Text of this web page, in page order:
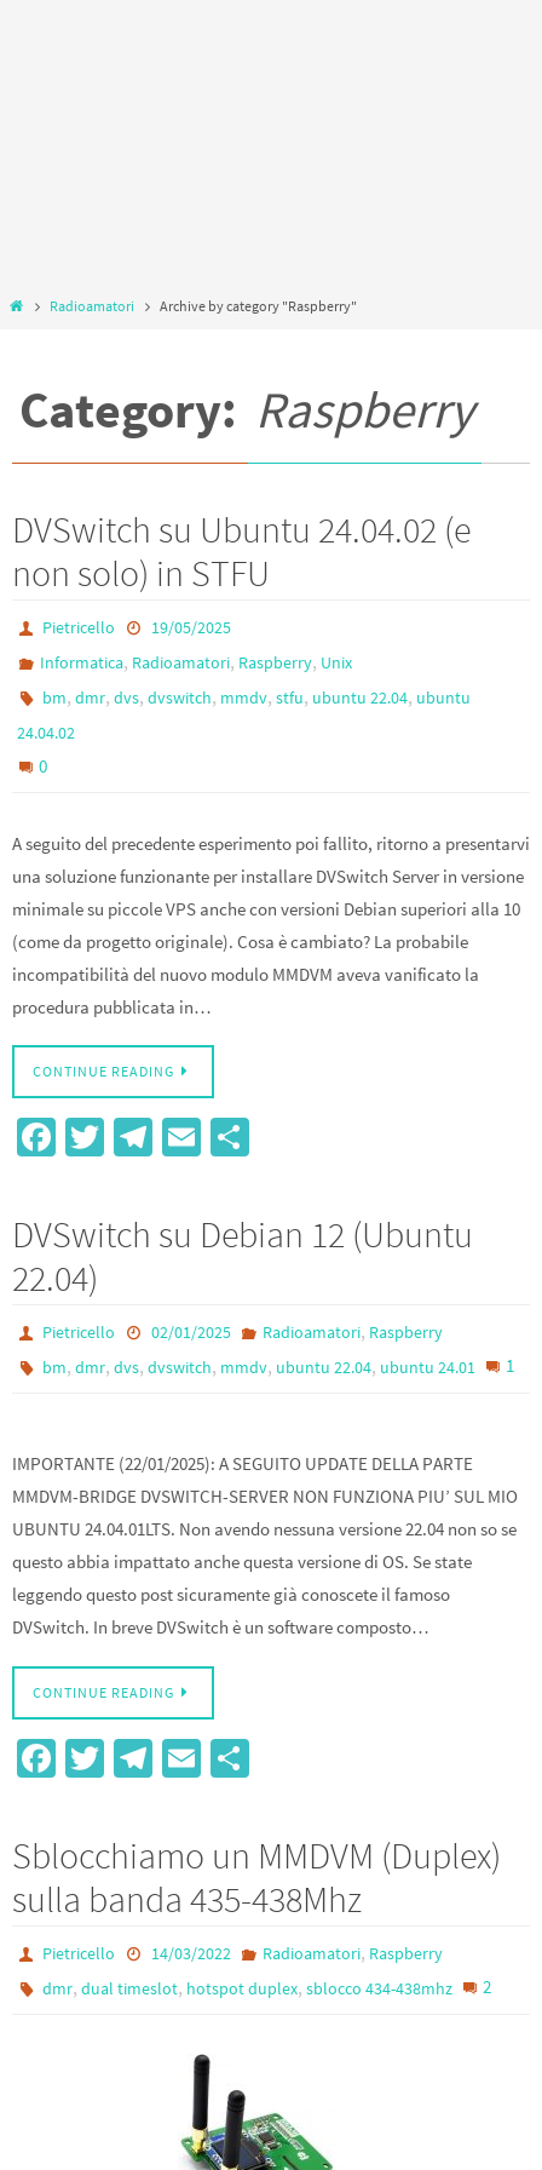
HomeRadioamatori Archive by category "Raspberry"
Category: Raspberry
DVSwitch su Ubuntu 24.04.02 (e
non solo) in STFU
Pietricello
19/05/2025
Informatica, Radioamatori, Raspberry, Unix
bm,dmr,dvs,dvswitch, mmdv,stfu, ubuntu 22.04, ubuntu
24.04.02
0
A seguito del precedente esperimento poi fallito, ritorno a presentarvi
una soluzione funzionante per installare DVSwitch Server in versione
minimale su piccole VPS anche con versioni Debian superiori alla 10
(come da progetto originale). Cosa è cambiato? La probabile
incompatibilità del nuovo modulo MMDVM aveva vanificato la
procedura pubblicata in…
CONTINUE READING
Fa
b
o
o
k
T
tt
er
Te
a
E
ail
ar
e
DVSwitch su Debian 12 (Ubuntu
22.04)
Pietricello 02/01/2025 Radioamatori, Raspberry
bm,dmr,dvs,dvswitch, mmdv, ubuntu 22.04, ubuntu 24.01 1
IMPORTANTE (22/01/2025): A SEGUITO UPDATE DELLA PARTE
MMDVM-BRIDGE DVSWITCH-SERVER NON FUNZIONA PIU’ SUL MIO
UBUNTU 24.04.01LTS. Non avendo nessuna versione 22.04 non so se
questo abbia impattato anche questa versione di OS. Se state
leggendo questo post sicuramente già conoscete il famoso
DVSwitch. In breve DVSwitch è un software composto…
CONTINUE READING
Fa
o
o
k
T
tt
er
Te
a
m
E
ar
e
Sblocchiamo un MMDVM (Duplex)
sulla banda 435-438Mhz
Pietricello 14/03/2022 Radioamatori, Raspberry
dmr,dual timeslot, hotspot duplex,sblocco 434-438mhz 2